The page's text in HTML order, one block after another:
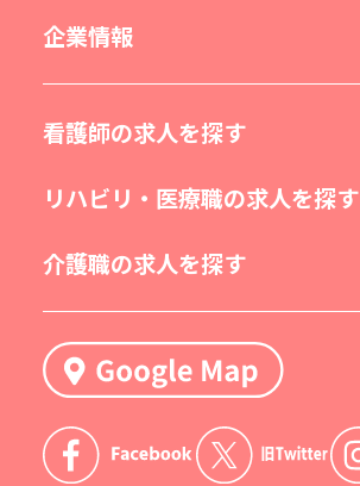
企業情報
看護師の求人を探す
リハビリ・医療職の求人を探す
介護職の求人を探す